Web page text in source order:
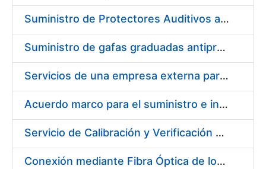
Suministro de Protectores Auditivos a medida para las personas trabajadoras de los Centros de Trabajo de Madrid y Burgos
Suministro de gafas graduadas antiproyecciones para los trabajadores de la FNMT-RCM en los centros de trabajo de Madrid y Burgos
Servicios de una empresa externa para el asesoramiento y resolución de los recursos de alzada que se presentan relacionados con procesos de selección para la FNMT-RCM
Acuerdo marco para el suministro e instalación de persianas, estores y otros complementos
Servicio de Calibración y Verificación Externa de los Equipos de Medición del Servicio de Prevención de la FNMT-RCM
Conexión mediante Fibra Óptica de los Centros de Proceso de Datos (CPDs) de las sedes de la FNMT-RCM de Burgos y Madrid